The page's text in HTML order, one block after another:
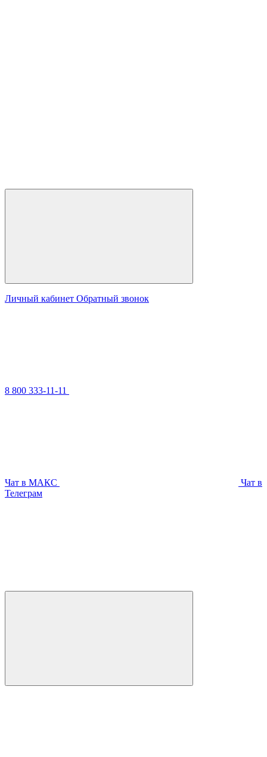
Личный кабинет Обратный звонок
8 800 333-11-11
Чат в МАКС
Чат в
Телеграм